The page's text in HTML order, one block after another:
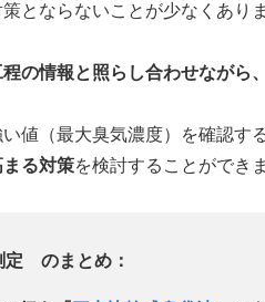
とならないことが少なくあり
の情報と照らし合わせながら
値（最大臭気濃度）を確認す
る対策を検討することができ
定 のまとめ：